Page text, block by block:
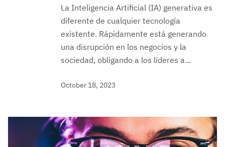
La Inteligencia Artificial (IA) generativa es
diferente de cualquier tecnología
existente. Rápidamente está generando
una disrupción en los negocios y la
sociedad, obligando a los líderes a...
October 18, 2023